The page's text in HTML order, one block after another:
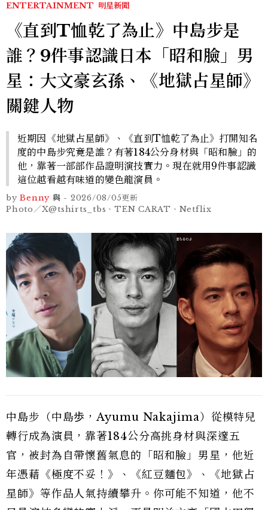
ENTERTAINMENT 明星新聞
《直到T恤乾了為止》中島步是
誰？9件事認識日本「昭和臉」男
星：大文豪玄孫、《地獄占星師》
關鍵人物
近期因《地獄占星師》、《直到T恤乾了為止》打開知名
度的中島步究竟是誰？有著184公分身材與「昭和臉」的
他，靠著一部部作品證明演技實力。現在就用9件事認識
這位越看越有味道的變色龍演員。
by Benny 與 - 2026/08/05更新
Photo／X@tshirts_tbs、TEN CARAT、Netflix
中島步（中島歩，Ayumu Nakajima）從模特兒
轉行成為演員，靠著184公分高挑身材與深邃五
官，被封為自帶懷舊氣息的「昭和臉」男星，他近
年憑藉《極度不妥！》、《紅豆麵包》、《地獄占
星師》等作品人氣持續攀升。你可能不知道，他不